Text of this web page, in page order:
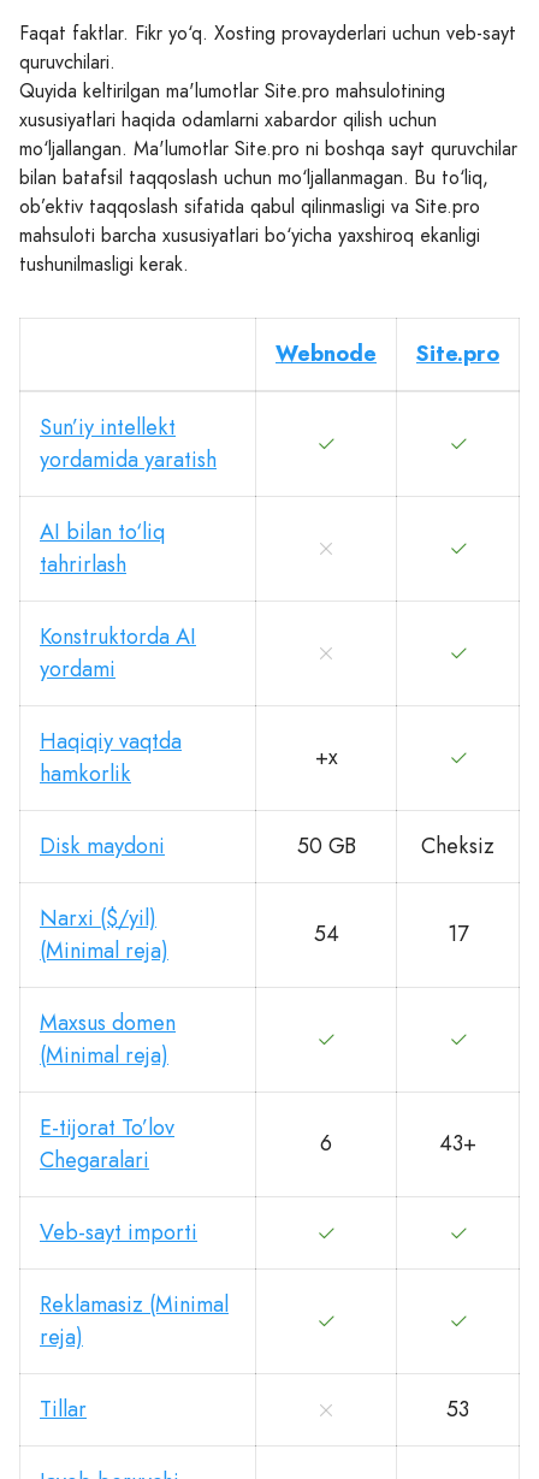
Faqat faktlar. Fikr yo‘q. Xosting provayderlari uchun veb-sayt
quruvchilari.
Quyida keltirilgan ma'lumotlar Site.pro mahsulotining
xususiyatlari haqida odamlarni xabardor qilish uchun
mo‘ljallangan. Ma'lumotlar Site.pro ni boshqa sayt quruvchilar
bilan batafsil taqqoslash uchun mo‘ljallanmagan. Bu to‘liq,
ob’ektiv taqqoslash sifatida qabul qilinmasligi va Site.pro
mahsuloti barcha xususiyatlari bo‘yicha yaxshiroq ekanligi
tushunilmasligi kerak.
Webnode Site.pro
Sun’iy intellekt
yordamida yaratish
AI bilan to‘liq
tahrirlash
Konstruktorda AI
yordami
Haqiqiy vaqtda
hamkorlik
+x
Disk maydoni 50 GB Cheksiz
Narxi ($/yil)
(Minimal reja)
54 17
Maxsus domen
(Minimal reja)
E-tijorat To’lov
Chegaralari
6 43+
Veb-sayt importi
Reklamasiz (Minimal
reja)
Tillar 53